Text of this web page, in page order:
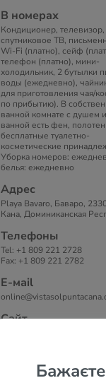
В номерах
Кондиционер, телевизор,
спутниковое ТВ,
Wi-Fi (платно), сейф
телефон (платно), мини-
холодильник, 2 бутылки
воды (ежедневно),
для приготовления чая/
по прибытию). В
ванной комнате с душем
ванной есть фен,
бесплатные туалетно-
косметические
Уборка номеров:
белья: ежедневно
Адрес
Playa Bavaro, Баваро,
Кана, Доминиканская
Телефоны
Tel: +1 809 221 2728
Fax: +1 809 221 2782
Е-маil
Сайт